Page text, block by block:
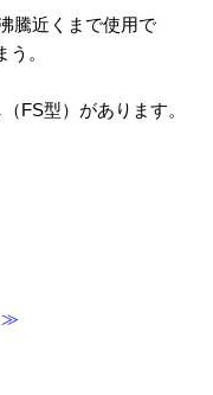
騰近くまで使用で
。
FS型）があります。
≫